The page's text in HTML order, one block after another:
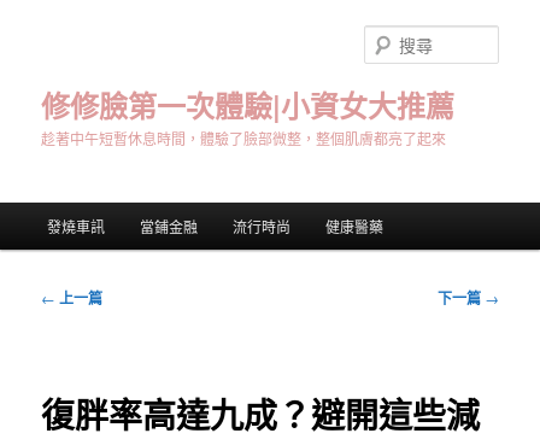
修修臉第一次體驗|小資女大推薦
趁著中午短暫休息時間，體驗了臉部微整，整個肌膚都亮了起來
尋
發燒車訊 當鋪金融 流行時尚 健康醫藥
文
← 上一篇 下一篇 →
復胖率高達九成？避開這些減